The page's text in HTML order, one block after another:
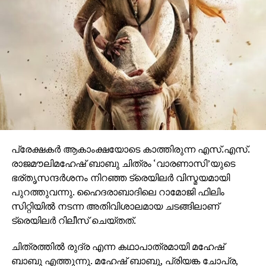
ഒരുങ്ങുന്നത് എന്നതിനാല്‍ തന്നെ തിയേറ്ററുകളില്‍
ഗംഭീരമായ കാഴ്ചാനുഭൂതി
സമ്മാനിക്കുമെന്നുറപ്പാണ്.ബാഹുബലിയും ആർ ആർ
ആറും ഒരുക്കിയ രാജമൗലിയുടെ ബ്രഹ്മാണ്ഡ ചിത്രം
വാരണാസി 2027ൽ തിയേറ്ററുകളിലേക്കെത്തും. പി ആർ
ഓ ആൻഡ് മാർക്കറ്റിംഗ് സ്ട്രാറ്റജിസ്റ്റ് : പ്രതീഷ് ശേഖർ.
പ്രേക്ഷകര്‍ ആകാംക്ഷയോടെ കാത്തിരുന്ന എസ്.എസ്.
രാജമൗലിമഹേഷ് ബാബു ചിത്രം ‘വാരണാസി’യുടെ
ഭര്തൃസന്ദര്‍ശനം നിറഞ്ഞ ട്രെയിലര്‍ വിസ്മയമായി
പുറത്തുവന്നു. ഹൈദരാബാദിലെ റാമോജി ഫിലിം
സിറ്റിയില്‍ നടന്ന അതിവിശാലമായ ചടങ്ങിലാണ്
ട്രെയിലര്‍ റിലീസ് ചെയ്തത്.
ചിത്രത്തില്‍ രുദ്ര എന്ന കഥാപാത്രമായി മഹേഷ്
ബാബു എത്തുന്നു. മഹേഷ് ബാബു, പ്രിയങ്ക ചോപ്ര,